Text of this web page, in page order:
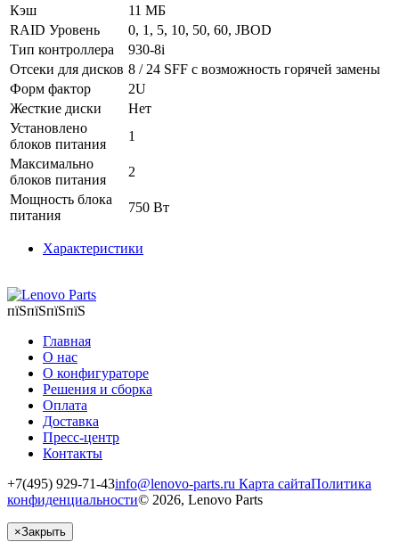
Кэш
11 МБ
RAID Уровень
0, 1, 5, 10, 50, 60, JBOD
Тип контроллера
930-8i
Отсеки для дисков 8 / 24 SFF с возможность горячей замены
Форм фактор
2U
Жесткие диски
Нет
Установлено
блоков питания
1
Максимально
блоков питания
2
Мощность блока
питания
750 Вт
Характеристики
пїЅпїЅпїЅпїЅ
Главная
О нас
О конфигураторе
Решения и сборка
Оплата
Доставка
Пресс-центр
Контакты
+7(495) 929-71-43info@lenovo-parts.ru Карта сайтаПолитика
конфиденциальности© 2026, Lenovo Parts
×Закрыть